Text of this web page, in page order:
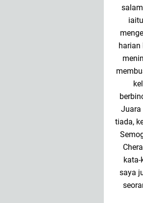
harian
Juara
tiada,
saya